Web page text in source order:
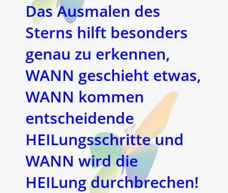
Das Ausmalen des
Sterns hilft besonders
genau zu erkennen,
WANN geschieht etwas,
WANN kommen
entscheidende
HEILungsschritte und
WANN wird die
HEILung durchbrechen!